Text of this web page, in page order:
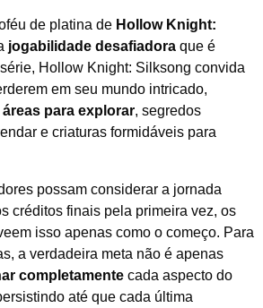
de platina de Hollow Knight:
jogabilidade desafiadora que é
Hollow Knight: Silksong convida
em seu mundo intricado,
para explorar, segredos
e criaturas formidáveis para
possam considerar a jornada
créditos finais pela primeira vez, os
isso apenas como o começo. Para
a verdadeira meta não é apenas
completamente cada aspecto do
até que cada última